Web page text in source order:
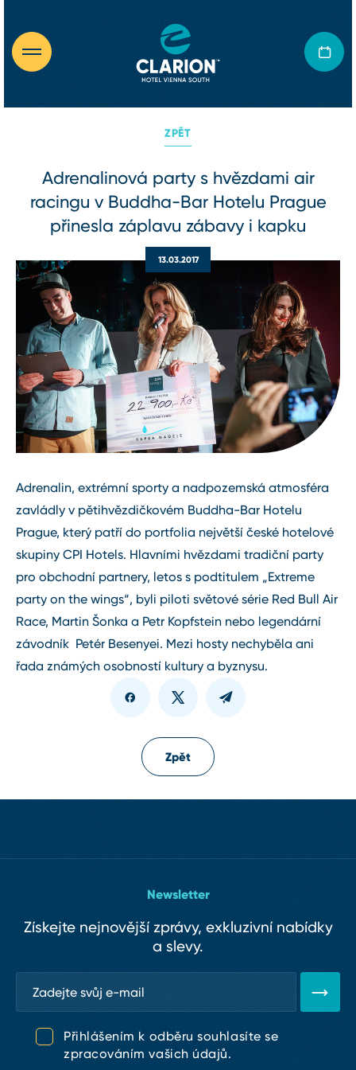
ZPĚT
Adrenalinová party s hvězdami air
racingu v Buddha-Bar Hotelu Prague
přinesla záplavu zábavy i kapku
13.03.2017
Adrenalin, extrémní sporty a nadpozemská atmosféra
zavládly v pětihvězdičkovém Buddha-Bar Hotelu
Prague, který patří do portfolia největší české hotelové
skupiny CPI Hotels. Hlavními hvězdami tradiční party
pro obchodní partnery, letos s podtitulem „Extreme
party on the wings“, byli piloti světové série Red Bull Air
Race, Martin Šonka a Petr Kopfstein nebo legendární
závodník Petér Besenyei. Mezi hosty nechyběla ani
řada známých osobností kultury a byznysu.
Zpět
Newsletter
Získejte nejnovější zprávy, exkluzivní nabídky
a slevy.
Přihlášením k odběru souhlasíte se
zpracováním vašich údajů.